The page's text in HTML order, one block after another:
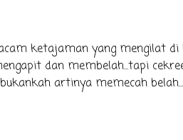
ketajaman yang mengilat di
dan membelah...tapi
artinya memecah